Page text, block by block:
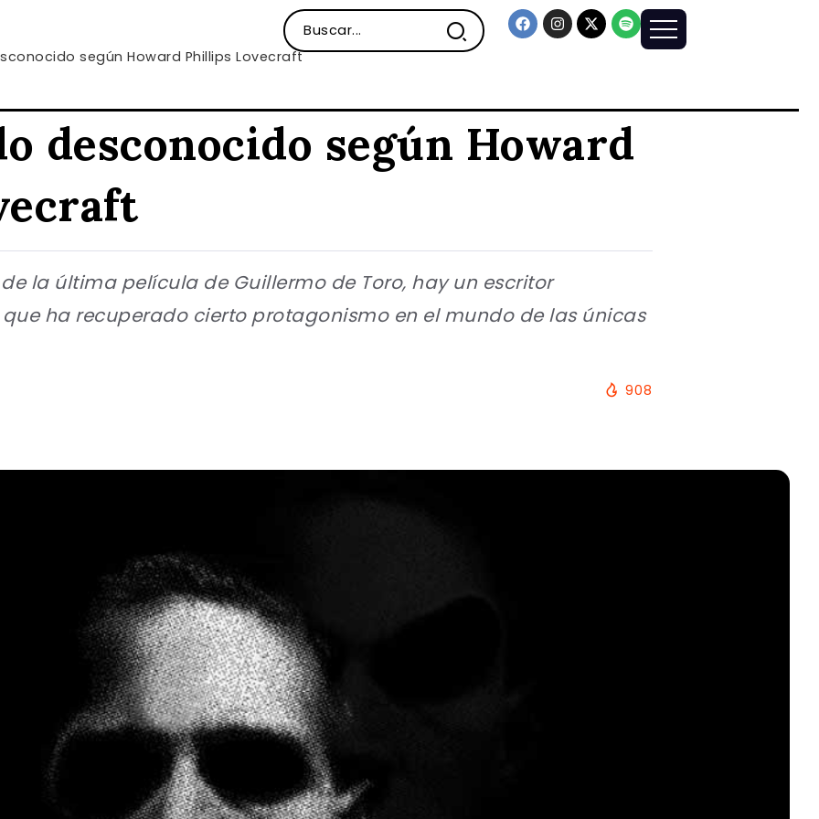
según Howard Phillips Lovecraft
desconocido según Howard
la última película de Guillermo de Toro, hay un escritor
ha recuperado cierto protagonismo en el mundo de las únicas
908